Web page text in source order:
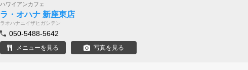
ハワイアンカフェ
ラ・オハナ 新座東店
ラオハナニイザヒガシテン
050-5488-5642
メニューを見る 写真を見る